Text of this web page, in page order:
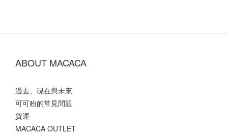
ABOUT MACACA
過去、現在與未來
可可粉的常見問題
貨運
MACACA OUTLET